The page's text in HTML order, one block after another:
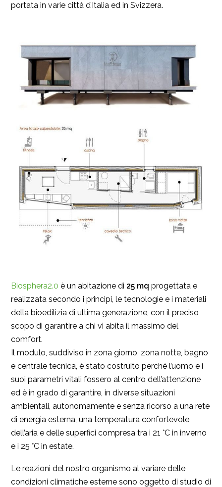
portata in varie città d’Italia ed in Svizzera.
Biosphera2.0 è un abitazione di 25 mq progettata e
realizzata secondo i principi, le tecnologie e i materiali
della bioedilizia di ultima generazione, con il preciso
scopo di garantire a chi vi abita il massimo del
comfort.
Il modulo, suddiviso in zona giorno, zona notte, bagno
e centrale tecnica, è stato costruito perché l’uomo e i
suoi parametri vitali fossero al centro dell’attenzione
ed è in grado di garantire, in diverse situazioni
ambientali, autonomamente e senza ricorso a una rete
di energia esterna, una temperatura confortevole
dell’aria e delle superfici compresa tra i 21 °C in inverno
e i 25 °C in estate.
Le reazioni del nostro organismo al variare delle
condizioni climatiche esterne sono oggetto di studio di